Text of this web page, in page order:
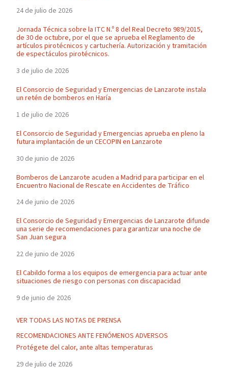
24 de julio de 2026
Jornada Técnica sobre la ITC N.º 8 del Real Decreto 989/2015,
de 30 de octubre, por el que se aprueba el Reglamento de
artículos pirotécnicos y cartuchería. Autorización y tramitación
de espectáculos pirotécnicos.
3 de julio de 2026
El Consorcio de Seguridad y Emergencias de Lanzarote instala
un retén de bomberos en Haría
1 de julio de 2026
El Consorcio de Seguridad y Emergencias aprueba en pleno la
futura implantación de un CECOPIN en Lanzarote
30 de junio de 2026
Bomberos de Lanzarote acuden a Madrid para participar en el
Encuentro Nacional de Rescate en Accidentes de Tráfico
24 de junio de 2026
El Consorcio de Seguridad y Emergencias de Lanzarote difunde
una serie de recomendaciones para garantizar una noche de
San Juan segura
22 de junio de 2026
El Cabildo forma a los equipos de emergencia para actuar ante
situaciones de riesgo con personas con discapacidad
9 de junio de 2026
VER TODAS LAS NOTAS DE PRENSA
RECOMENDACIONES ANTE FENÓMENOS ADVERSOS
Protégete del calor, ante altas temperaturas
29 de julio de 2026